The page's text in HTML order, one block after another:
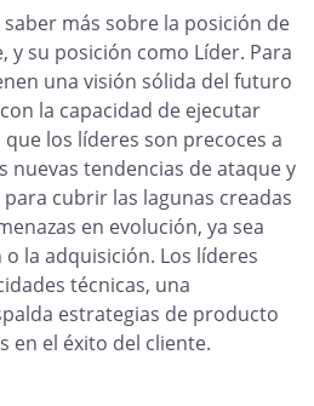
más sobre la posición de
y su posición como Líder. Para
una visión sólida del futuro
la capacidad de ejecutar
los líderes son precoces a
nuevas tendencias de ataque y
cubrir las lagunas creadas
en evolución, ya sea
la adquisición. Los líderes
técnicas, una
estrategias de producto
en el éxito del cliente.